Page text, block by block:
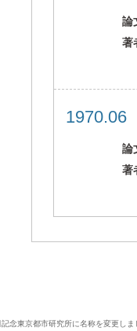
論
著
論
著
念東京都市研究所に名称を変更しま